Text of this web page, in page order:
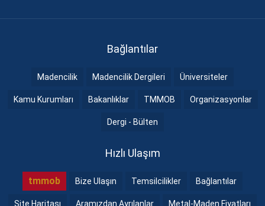
Bağlantılar
Madencilik Madencilik Dergileri Üniversiteler
Kamu Kurumları Bakanlıklar TMMOB Organizasyonlar
Dergi - Bülten
Hızlı Ulaşım
tmmob Bize Ulaşın Temsilcilikler Bağlantılar
Site Haritası Aramızdan Ayrılanlar Metal-Maden Fiyatları